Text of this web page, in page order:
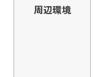
周辺環境